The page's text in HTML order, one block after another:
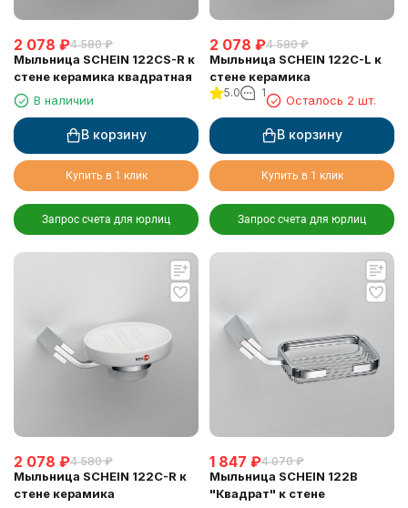
2 078 ₽4 580 ₽
Мыльница SCHEIN 122CS-R к
стене керамика квадратная
В наличии
В корзину
Купить в 1 клик
Запрос счета для юрлиц
2 078 ₽4 580 ₽
Мыльница SCHEIN 122C-L к
стене керамика
5.0 1
Осталось 2 шт.
В корзину
Купить в 1 клик
Запрос счета для юрлиц
2 078 ₽4 580 ₽
Мыльница SCHEIN 122C-R к
стене керамика
1 847 ₽4 070 ₽
Мыльница SCHEIN 122B
"Квадрат" к стене